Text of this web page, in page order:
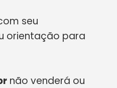
seu
orientação para
não venderá ou